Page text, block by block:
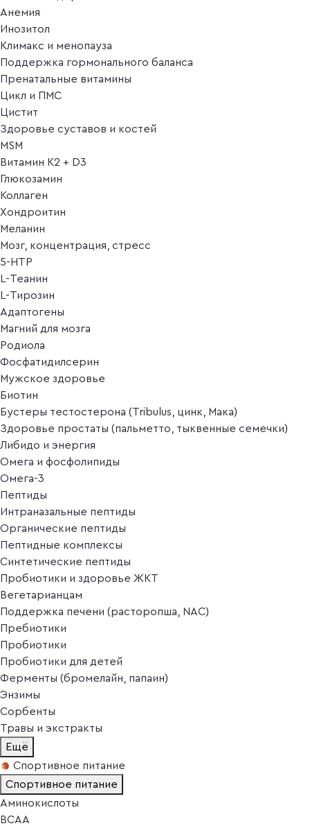
Анемия
Инозитол
Климакс и менопауза
Поддержка гормонального баланса
Пренатальные витамины
Цикл и ПМС
Цистит
Здоровье суставов и костей
MSM
Витамин K2 + D3
Глюкозамин
Коллаген
Хондроитин
Меланин
Мозг, концентрация, стресс
5-HTP
L-Теанин
L-Тирозин
Адаптогены
Магний для мозга
Родиола
Фосфатидилсерин
Мужское здоровье
Биотин
Бустеры тестостерона (Tribulus, цинк, Мака)
Здоровье простаты (пальметто, тыквенные семечки)
Либидо и энергия
Омега и фосфолипиды
Омега-3
Пептиды
Интраназальные пептиды
Органические пептиды
Пептидные комплексы
Синтетические пептиды
Пробиотики и здоровье ЖКТ
Вегетарианцам
Поддержка печени (расторопша, NAC)
Пребиотики
Пробиотики
Пробиотики для детей
Ферменты (бромелайн, папаин)
Энзимы
Сорбенты
Травы и экстракты
Ещё
Спортивное питание
Спортивное питание
Аминокислоты
BCAA